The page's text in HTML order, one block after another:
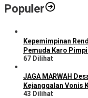
Populer
Kepemimpinan
Pemuda Karo
67 Dilihat
JAGA MARWAH
Kejanggalan Vonis
43 Dilihat